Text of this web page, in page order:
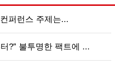
퍼런스 주제는...
?” 불투명한 팩트에 ...